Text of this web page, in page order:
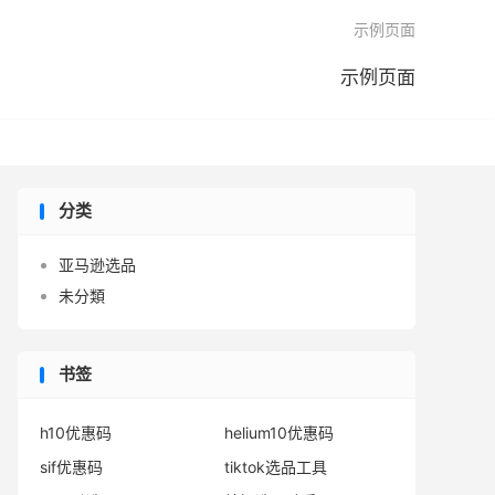
示例页面
示例页面
分类
亚马逊选品
未分類
书签
h10优惠码
helium10优惠码
sif优惠码
tiktok选品工具